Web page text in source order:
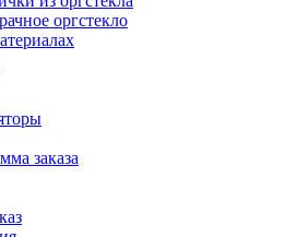
оргстекло
заказа